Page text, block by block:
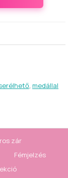
, medállal
zár
Fémjelzés